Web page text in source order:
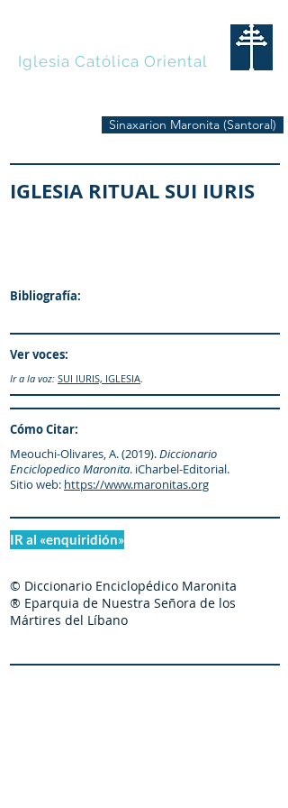
Iglesia Católica Oriental
Sinaxarion Maronita (Santoral)
IGLESIA RITUAL SUI IURIS
Bibliografía:
Ver voces:
Ir a la voz: SUI IURIS, IGLESIA.
Cómo Citar:
Meouchi-Olivares, A. (2019).Diccionario
Enciclopedico Maronita. iCharbel-Editorial.
Sitio web: https://www.maronitas.org
IR al «enquiridión»
© Diccionario Enciclopédico Maronita
® Eparquia de Nuestra Señora de los
Mártires del Líbano